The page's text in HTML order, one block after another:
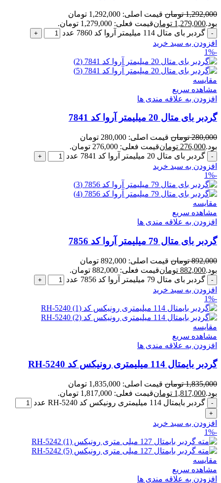
1,292,000 تومان
قیمت اصلی: 1,292,000 تومان
بود.1,279,000 تومانقیمت فعلی: 1,279,000 تومان.
گردبر بای متال 114 میلیمتر آروا کد 7860 عدد
افزودن به سبد خرید
-1%
مقایسه
مشاهده سریع
افزودن به علاقه مندی ها
گردبر بای متال 20 میلیمتر آروا کد 7841
280,000 تومان
قیمت اصلی: 280,000 تومان
بود.276,000 تومانقیمت فعلی: 276,000 تومان.
گردبر بای متال 20 میلیمتر آروا کد 7841 عدد
افزودن به سبد خرید
-1%
مقایسه
مشاهده سریع
افزودن به علاقه مندی ها
گردبر بای متال 79 میلیمتر آروا کد 7856
892,000 تومان
قیمت اصلی: 892,000 تومان
بود.882,000 تومانقیمت فعلی: 882,000 تومان.
گردبر بای متال 79 میلیمتر آروا کد 7856 عدد
افزودن به سبد خرید
-1%
مقایسه
مشاهده سریع
افزودن به علاقه مندی ها
گردبر بایمتال 114 میلیمتری رونیکس کد RH-5240
1,835,000 تومان
قیمت اصلی: 1,835,000 تومان
بود.1,817,000 تومانقیمت فعلی: 1,817,000 تومان.
گردبر بایمتال 114 میلیمتری رونیکس کد RH-5240 عدد
افزودن به سبد خرید
-1%
مقایسه
مشاهده سریع
افزودن به علاقه مندی ها